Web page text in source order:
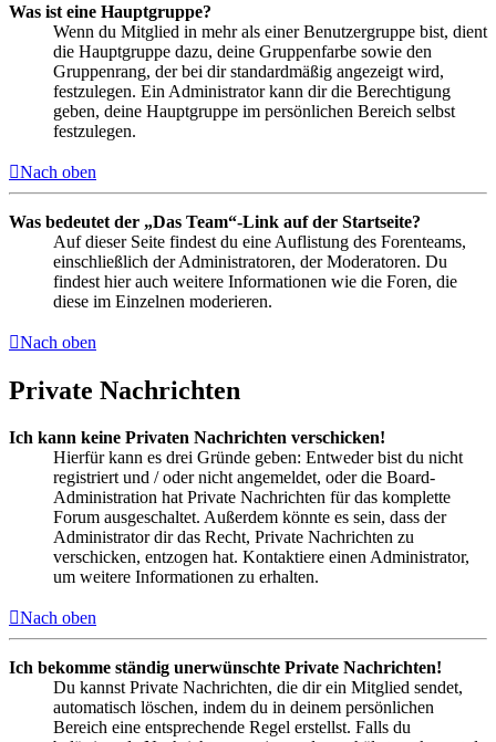
Was ist eine Hauptgruppe?
Wenn du Mitglied in mehr als einer Benutzergruppe bist, dient
die Hauptgruppe dazu, deine Gruppenfarbe sowie den
Gruppenrang, der bei dir standardmäßig angezeigt wird,
festzulegen. Ein Administrator kann dir die Berechtigung
geben, deine Hauptgruppe im persönlichen Bereich selbst
festzulegen.
Nach oben
Was bedeutet der „Das Team“-Link auf der Startseite?
Auf dieser Seite findest du eine Auflistung des Forenteams,
einschließlich der Administratoren, der Moderatoren. Du
findest hier auch weitere Informationen wie die Foren, die
diese im Einzelnen moderieren.
Nach oben
Private Nachrichten
Ich kann keine Privaten Nachrichten verschicken!
Hierfür kann es drei Gründe geben: Entweder bist du nicht
registriert und / oder nicht angemeldet, oder die Board-
Administration hat Private Nachrichten für das komplette
Forum ausgeschaltet. Außerdem könnte es sein, dass der
Administrator dir das Recht, Private Nachrichten zu
verschicken, entzogen hat. Kontaktiere einen Administrator,
um weitere Informationen zu erhalten.
Nach oben
Ich bekomme ständig unerwünschte Private Nachrichten!
Du kannst Private Nachrichten, die dir ein Mitglied sendet,
automatisch löschen, indem du in deinem persönlichen
Bereich eine entsprechende Regel erstellst. Falls du